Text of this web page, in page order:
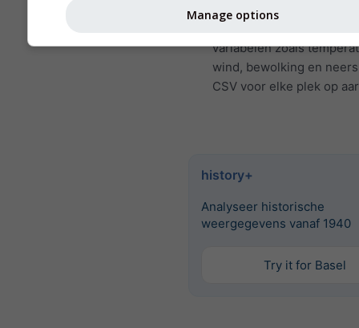
Roth kunnen worden
variabelen zoals
wind, bewolking en
CSV voor elke plek op
history+
Analyseer historische
weergegevens vanaf 1940
Try it for Basel
Manage options